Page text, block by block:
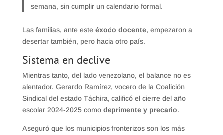
semana, sin cumplir un calendario formal.
Las familias, ante este éxodo docente, empezaron a
desertar también, pero hacia otro país.
Sistema en declive
Mientras tanto, del lado venezolano, el balance no es
alentador. Gerardo Ramírez, vocero de la Coalición
Sindical del estado Táchira, calificó el cierre del año
escolar 2024-2025 como deprimente y precario.
Aseguró que los municipios fronterizos son los más